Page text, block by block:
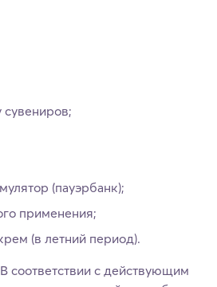
сувениров;
(пауэрбанк);
применения;
(в летний период).
В соответствии с действующим